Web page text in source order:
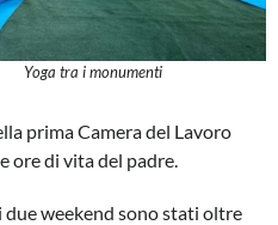
Yoga tra i monumenti
prima Camera del Lavoro
ore di vita del padre.
due weekend sono stati oltre